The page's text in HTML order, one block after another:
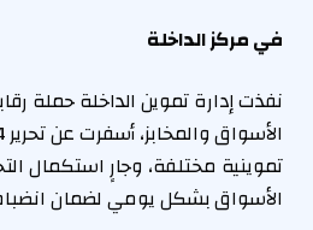
في مركز الداخلة
نفذت إدارة تموين الداخلة حملة
تموينية مختلفة، وجارٍ استكمال
الأسواق بشكل يومي لضمان